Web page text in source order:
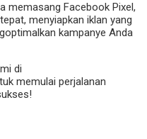
memasang Facebook Pixel,
menyiapkan iklan yang
kampanye Anda
di
memulai perjalanan